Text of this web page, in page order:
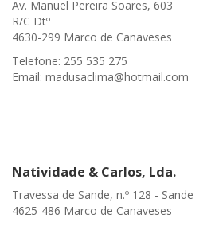
Av. Manuel Pereira Soares, 603
R/C Dtº
4630-299 Marco de Canaveses
Telefone: 255 535 275
Email: madusaclima@hotmail.com
Natividade & Carlos, Lda.
Travessa de Sande, n.º 128 - Sande
4625-486 Marco de Canaveses